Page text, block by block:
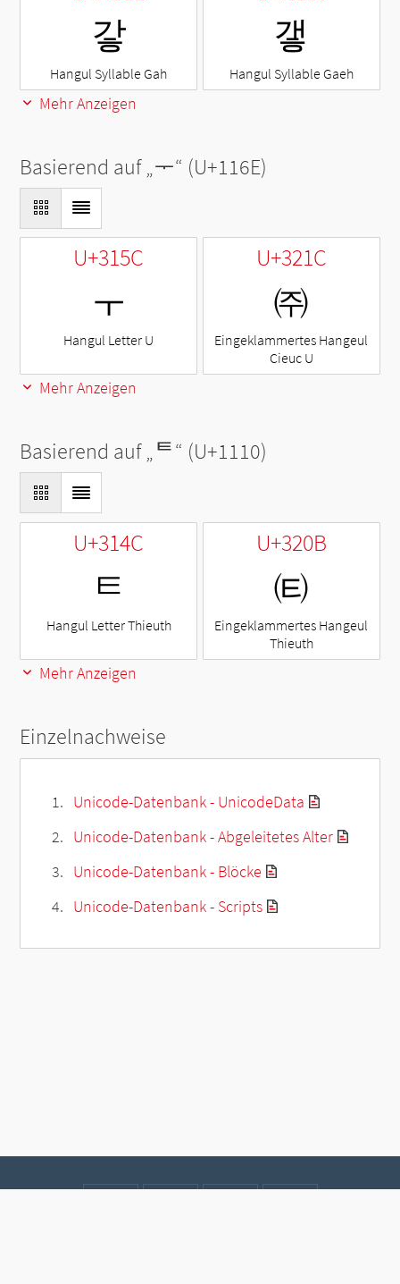
갛
Hangul Syllable Gah
갷
Hangul Syllable Gaeh
Mehr Anzeigen
Basierend auf „ᅮ“ (U+116E)
U+315C
ㅜ
Hangul Letter U
U+321C
㈜
Eingeklammertes Hangeul
Cieuc U
Mehr Anzeigen
Basierend auf „ᄐ“ (U+1110)
U+314C
ㅌ
Hangul Letter Thieuth
U+320B
㈋
Eingeklammertes Hangeul
Thieuth
Mehr Anzeigen
Einzelnachweise
Unicode-Datenbank - UnicodeData
Unicode-Datenbank - Abgeleitetes Alter
Unicode-Datenbank - Blöcke
Unicode-Datenbank - Scripts